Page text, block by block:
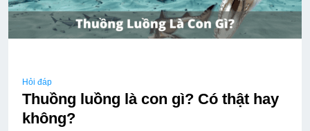
Hỏi đáp
Thuồng luồng là con gì? Có thật hay
không?